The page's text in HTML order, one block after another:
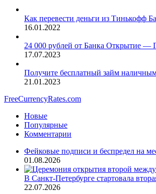
Как перевести деньги из Тинькофф
16.01.2022
24 000 рублей от Банка Открытие —
17.07.2023
Получите бесплатный займ
21.01.2023
FreeCurrencyRates.com
Новые
Популярные
Комментарии
Фейковые подписи и беспредел на
01.08.2026
В Санкт-Петербурге стартовала
22.07.2026